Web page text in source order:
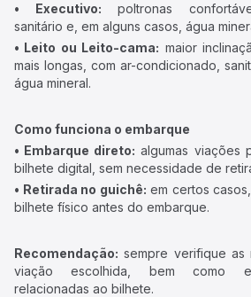
• Executivo: poltronas
sanitário e, em alguns casos, água
• Leito ou Leito-cama: maior
mais longas, com ar-condicionado,
água mineral.
Como funciona o embarque
• Embarque direto: algumas viações
bilhete digital, sem necessidade de
• Retirada no guichê: em certos
bilhete físico antes do embarque.
Recomendação: sempre verifique as
viação escolhida, bem como
relacionadas ao bilhete.